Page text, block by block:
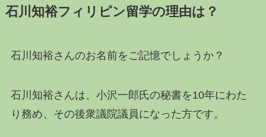
石川知裕フィリピン留学の理由は？
石川知裕さんのお名前をご記憶でしょうか？
石川知裕さんは、小沢一郎氏の秘書を10年にわた
り務め、その後衆議院議員になった方です。